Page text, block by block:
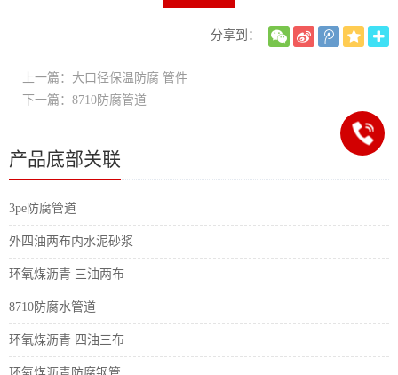
分享到：
上一篇：大口径保温防腐 管件
下一篇：8710防腐管道
产品底部关联
3pe防腐管道
外四油两布内水泥砂浆
环氧煤沥青 三油两布
8710防腐水管道
环氧煤沥青 四油三布